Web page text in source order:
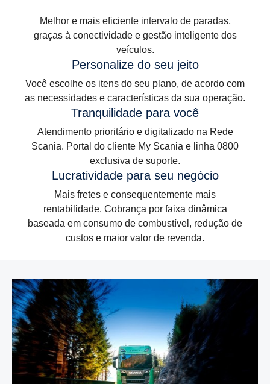
Melhor e mais eficiente intervalo de paradas,
graças à conectividade e gestão inteligente dos
veículos.
Personalize do seu jeito
Você escolhe os itens do seu plano, de acordo com
as necessidades e características da sua operação.
Tranquilidade para você
Atendimento prioritário e digitalizado na Rede
Scania. Portal do cliente My Scania e linha 0800
exclusiva de suporte.
Lucratividade para seu negócio
Mais fretes e consequentemente mais
rentabilidade. Cobrança por faixa dinâmica
baseada em consumo de combustível, redução de
custos e maior valor de revenda.